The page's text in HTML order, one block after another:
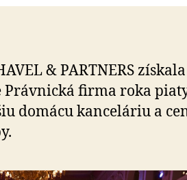
piatykrát
domácou
a
klientsky
v
& PARTNERS
Právnická firma roka
domácu kanceláriu a